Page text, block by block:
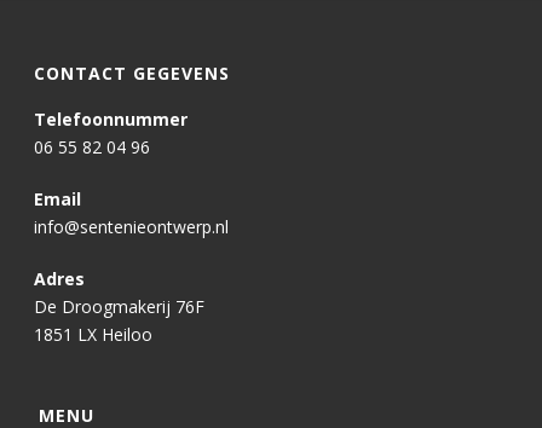
CONTACT GEGEVENS
Telefoonnummer
06 55 82 04 96
Email
info@sentenieontwerp.nl
Adres
De Droogmakerij 76F
1851 LX Heiloo
MENU